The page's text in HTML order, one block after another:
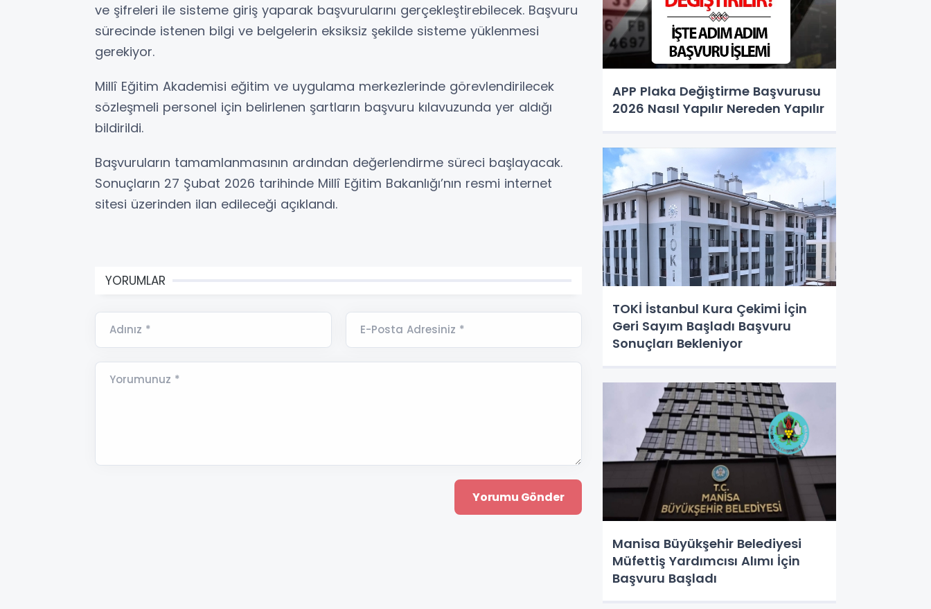
ve şifreleri ile sisteme giriş yaparak başvurularını gerçekleştirebilecek. Başvuru
sürecinde istenen bilgi ve belgelerin eksiksiz şekilde sisteme yüklenmesi
gerekiyor.
Millî Eğitim Akademisi eğitim ve uygulama merkezlerinde görevlendirilecek
sözleşmeli personel için belirlenen şartların başvuru kılavuzunda yer aldığı
bildirildi.
Başvuruların tamamlanmasının ardından değerlendirme süreci başlayacak.
Sonuçların 27 Şubat 2026 tarihinde Millî Eğitim Bakanlığı’nın resmi internet
sitesi üzerinden ilan edileceği açıklandı.
YORUMLAR
Adınız * E-Posta Adresiniz *
Yorumunuz *
APP Plaka Değiştirme Başvurusu
2026 Nasıl Yapılır Nereden Yapılır
TOKİ İstanbul Kura Çekimi İçin
Geri Sayım Başladı Başvuru
Sonuçları Bekleniyor
Manisa Büyükşehir Belediyesi
Müfettiş Yardımcısı Alımı İçin
Başvuru Başladı